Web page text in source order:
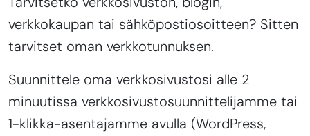
verkkokaupan tai sähköpostiosoitteen? Sitten
tarvitset oman verkkotunnuksen.
Suunnittele oma verkkosivustosi alle 2
minuutissa verkkosivustosuunnittelijamme tai
1-klikka-asentajamme avulla (WordPress,